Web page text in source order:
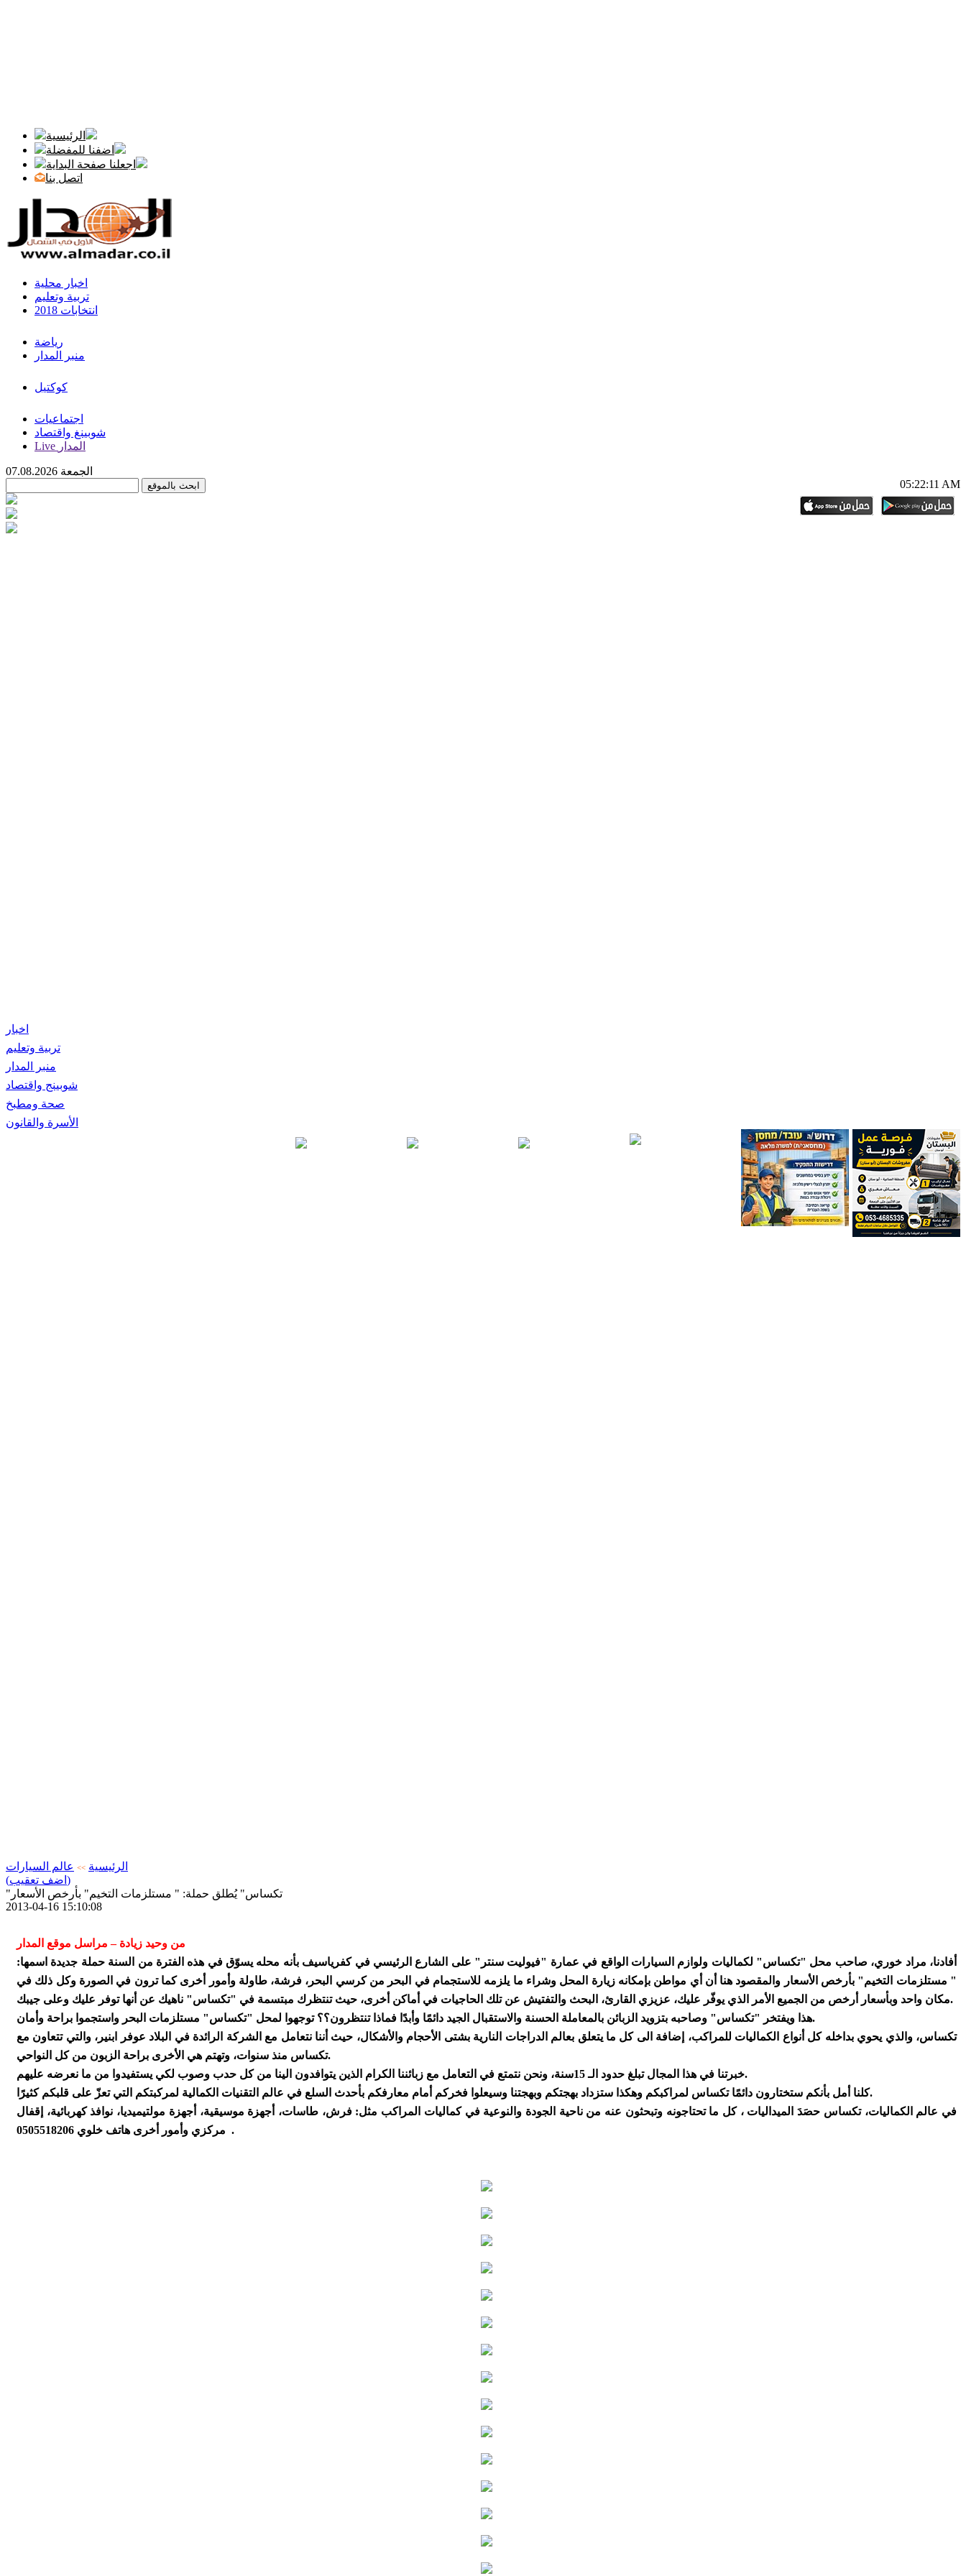
الرئيسية
اضفنا للمفضلة
اجعلنا صفحة البداية
اتصل بنا
اخبار محلية
تربية وتعليم
انتخابات 2018
رياضة
منبر المدار
كوكتيل
اجتماعيات
شوبينغ واقتصاد
Live المدار
05:22:12 AM
اخبار
تربية وتعليم
منبر المدار
شوبينج واقتصاد
صحة ومطبخ
الأسرة والقانون
الرئيسية >> عالم السيارات
(اضف تعقيب)
"تكساس" يُطلق حملة: " مستلزمات التخيم" بأرخص الأسعار
2013-04-16 15:10:08
من وحيد زيادة – مراسل موقع المدار
أفادنا، مراد خوري، صاحب محل "تكساس" لكماليات ولوازم السيارات الواقع في عمارة "فيوليت سنتر" على الشارع الرئيسي في كفرياسيف بأنه محله يسوّق في هذه الفترة من السنة حملة جديدة اسمها:
" مستلزمات التخيم" بأرخص الأسعار والمقصود هنا أن أي مواطن بإمكانه زيارة المحل وشراء ما يلزمه للاستجمام في البحر من كرسي البحر، فرشة، طاولة وأمور أخرى كما ترون في الصورة وكل ذلك في
مكان واحد وبأسعار أرخص من الجميع الأمر الذي يوفّر عليك، عزيزي القارئ، البحث والتفتيش عن تلك الحاجيات في أماكن أخرى، حيث تنتظرك مبتسمة في "تكساس" ناهيك عن أنها توفر عليك وعلى جيبك.
هذا ويفتخر "تكساس" وصاحبه بتزويد الزبائن بالمعاملة الحسنة والاستقبال الجيد دائمًا وأبدًا فماذا تنتظرون؟؟ توجهوا لمحل "تكساس" مستلزمات البحر واستجموا براحة وأمان.
تكساس، والذي يحوي بداخله كل أنواع الكماليات للمراكب، إضافة الى كل ما يتعلق بعالم الدراجات النارية بشتى الأحجام والأشكال، حيث أننا نتعامل مع الشركة الرائدة في البلاد عوفر ابنير، والتي تتعاون مع
تكساس منذ سنوات، وتهتم هي الأخرى براحة الزبون من كل النواحي.
خبرتنا في هذا المجال تبلغ حدود الـ 15سنة، ونحن نتمتع في التعامل مع زبائننا الكرام الذين يتوافدون الينا من كل حدب وصوب لكي يستفيدوا من ما نعرضه عليهم.
كلنا أمل بأنكم ستختارون دائمًا تكساس لمراكبكم وهكذا ستزداد بهجتكم وبهجتنا وسيعلوا فخركم أمام معارفكم بأحدث السلع في عالم التقنيات الكمالية لمركبتكم التي تعزّ على قلبكم كثيرًا.
في عالم الكماليات، تكساس حصَدَ الميداليات ، كل ما تحتاجونه وتبحثون عنه من ناحية الجودة والنوعية في كماليات المراكب مثل: فرش، طاسات، أجهزة موسيقية، أجهزة مولتيميديا، نوافذ كهربائية، إقفال
مركزي وأمور أخرى هاتف خلوي 0505518206 .